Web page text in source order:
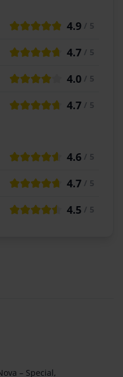
4.9 / 5
4.7 / 5
4.0 / 5
4.7 / 5
4.6 / 5
4.7 / 5
4.5 / 5
– Special,